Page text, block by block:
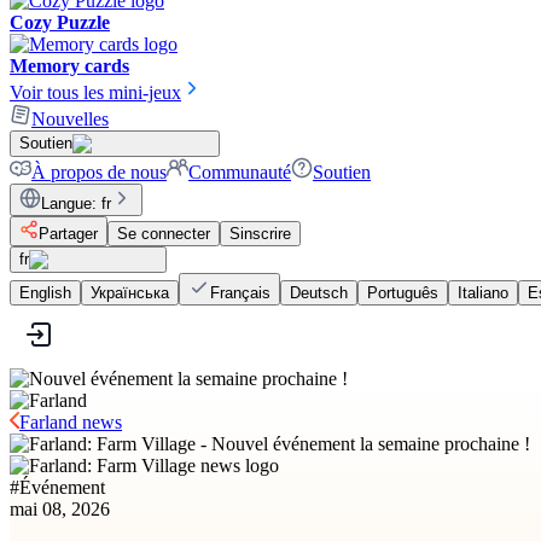
Cozy Puzzle
Memory cards
Voir tous les mini-jeux
Nouvelles
Soutien
À propos de nous Communauté Soutien
Langue: fr
Partager
Se connecter
Sinscrire
fr
English
Українська Français Deutsch Português Italiano
Farland news
#Événement
mai 08, 2026